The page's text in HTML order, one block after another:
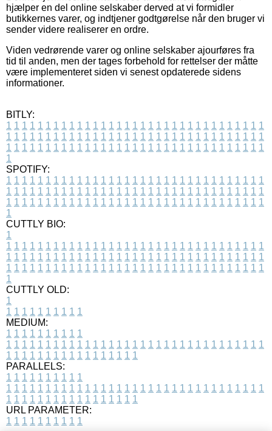
hjælper en del online selskaber derved at vi formidler
butikkernes varer, og indtjener godtgørelse når den bruger vi
sender videre realiserer en ordre.
Viden vedrørende varer og online selskaber ajourføres fra
tid til anden, men der tages forbehold for rettelser der måtte
være implementeret siden vi senest opdaterede sidens
informationer.
BITLY:
1 1 1 1 1 1 1 1 1 1 1 1 1 1 1 1 1 1 1 1 1 1 1 1 1 1 1 1 1 1 1 1 1
1 1 1 1 1 1 1 1 1 1 1 1 1 1 1 1 1 1 1 1 1 1 1 1 1 1 1 1 1 1 1 1 1
1 1 1 1 1 1 1 1 1 1 1 1 1 1 1 1 1 1 1 1 1 1 1 1 1 1 1 1 1 1 1 1 1
1
SPOTIFY:
1 1 1 1 1 1 1 1 1 1 1 1 1 1 1 1 1 1 1 1 1 1 1 1 1 1 1 1 1 1 1 1 1
1 1 1 1 1 1 1 1 1 1 1 1 1 1 1 1 1 1 1 1 1 1 1 1 1 1 1 1 1 1 1 1 1
1 1 1 1 1 1 1 1 1 1 1 1 1 1 1 1 1 1 1 1 1 1 1 1 1 1 1 1 1 1 1 1 1
1
CUTTLY BIO:
1
1 1 1 1 1 1 1 1 1 1 1 1 1 1 1 1 1 1 1 1 1 1 1 1 1 1 1 1 1 1 1 1 1
1 1 1 1 1 1 1 1 1 1 1 1 1 1 1 1 1 1 1 1 1 1 1 1 1 1 1 1 1 1 1 1 1
1 1 1 1 1 1 1 1 1 1 1 1 1 1 1 1 1 1 1 1 1 1 1 1 1 1 1 1 1 1 1 1 1
1
CUTTLY OLD:
1
1 1 1 1 1 1 1 1 1 1
MEDIUM:
1 1 1 1 1 1 1 1 1 1
1 1 1 1 1 1 1 1 1 1 1 1 1 1 1 1 1 1 1 1 1 1 1 1 1 1 1 1 1 1 1 1 1
1 1 1 1 1 1 1 1 1 1 1 1 1 1 1 1 1
PARALLELS:
1 1 1 1 1 1 1 1 1 1
1 1 1 1 1 1 1 1 1 1 1 1 1 1 1 1 1 1 1 1 1 1 1 1 1 1 1 1 1 1 1 1 1
1 1 1 1 1 1 1 1 1 1 1 1 1 1 1 1 1
URL PARAMETER:
1 1 1 1 1 1 1 1 1 1